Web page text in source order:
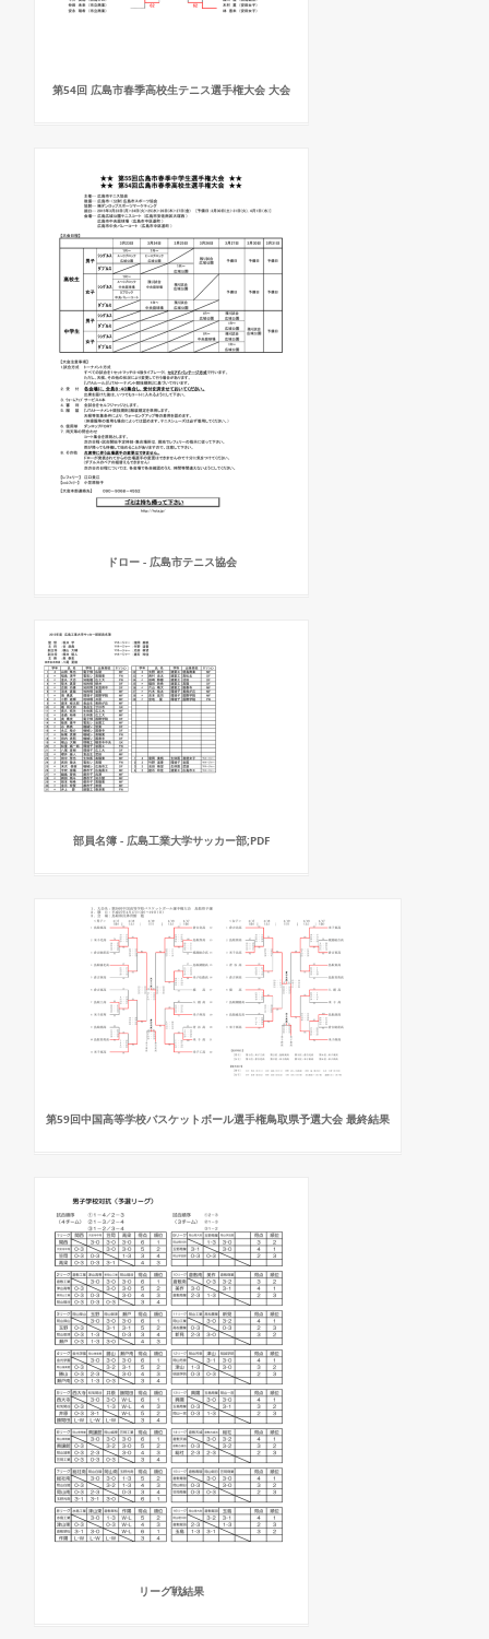
第54回 広島市春季高校生テニス選手権大会 大会
ドロー - 広島市テニス協会
部員名簿 - 広島工業大学サッカー部;PDF
第59回中国高等学校バスケットボール選手権鳥取県予選大会 最終結果
リーグ戦結果